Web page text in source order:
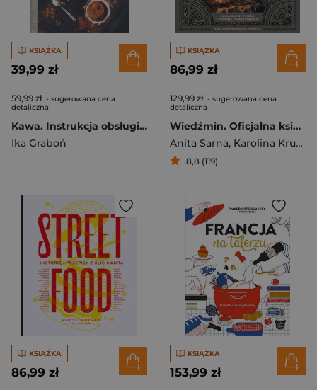
KSIĄŻKA
39,99 zł
59,99 zł - sugerowana cena
detaliczna
Kawa. Instrukcja obsługi najpopularniejszego napoju na świecie
Ika Graboń
KSIĄŻKA
86,99 zł
129,99 zł - sugerowana cena
detaliczna
Wiedźmin. Oficjalna księga kucharska
Anita Sarna, Karolina Krupecka
8,8 (119)
KSIĄŻKA
86,99 zł
KSIĄŻKA
153,99 zł